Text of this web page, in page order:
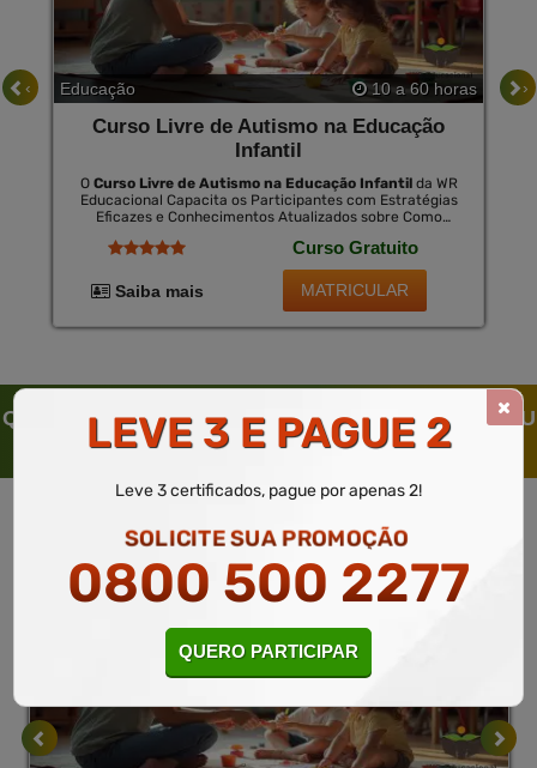
Educação 10 a 60 horas
Curso Livre de Autismo na Educação
Infantil
O Curso Livre de Autismo na Educação Infantilda WR
Educacional Capacita os Participantes com Estratégias
Eficazes e Conhecimentos Atualizados sobre Como
para Fomentar Um Ambiente Inclusivo Que Valoriza as
Diferenças e Maximiza o Potencial de Cada Criança. ao
Concluir o Curso, Há a Opção de Certificação, Que É
Válida Nacionalmente por Uma Pequena Taxa,
Reconhecimento Profissional.
Curso Gratuito
Saiba mais MATRICULAR
‹ ›
QUEM SOLICITOU ESTE CURSO LIVRE, SOLICITOU
TAMBÉM
LEVE 3 E PAGUE 2
Leve 3 certificados, pague por apenas 2!
SOLICITE SUA PROMOÇÃO
0800 500 2277
QUERO PARTICIPAR